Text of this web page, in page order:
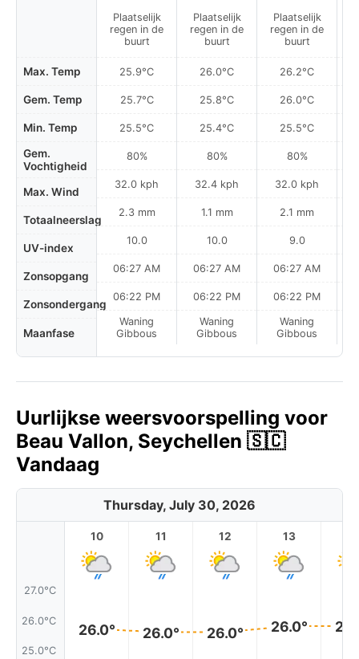
Max. Temp
Gem. Temp
Min. Temp
Gem.
Vochtigheid
Max. Wind
Totaalneerslag
UV-index
Zonsopgang
Zonsondergang
Maanfase
Plaatselijk
regen in de
buurt
25.9°C
25.7°C
25.5°C
80%
32.0 kph
2.3 mm
10.0
06:27 AM
06:22 PM
Waning
Gibbous
Plaatselijk
regen in de
buurt
26.0°C
25.8°C
25.4°C
80%
32.4 kph
1.1 mm
10.0
06:27 AM
06:22 PM
Waning
Gibbous
Plaatselijk
regen in de
buurt
26.2°C
26.0°C
25.5°C
80%
32.0 kph
2.1 mm
9.0
06:27 AM
06:22 PM
Waning
Gibbous
Uurlijkse weersvoorspelling voor
Beau Vallon, Seychellen 🇸🇨
Vandaag
Thursday, July 30, 2026
27.0°C
26.0°C
25.0°C
10
26.0°
11
26.0°
12
26.0°
13
26.0°